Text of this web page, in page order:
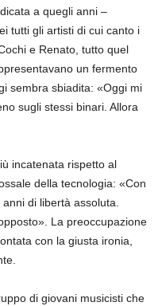
a quegli anni –
tutti gli artisti di cui canto i
e Renato, tutto quel
un fermento
sembra sbiadita: «Oggi mi
sugli stessi binari. Allora
incatenata rispetto al
della tecnologia: «Con
di libertà assoluta.
La preoccupazione
con la giusta ironia,
di giovani musicisti che